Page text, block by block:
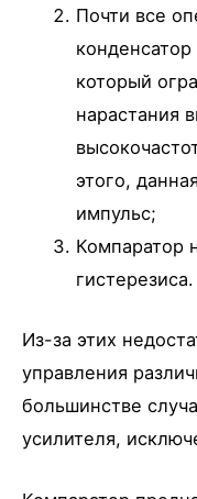
Почти все
который
нарастания
этого,
импульс;
Компаратор
гистерезиса.
Из-за этих
управления
большинстве
усилителя,